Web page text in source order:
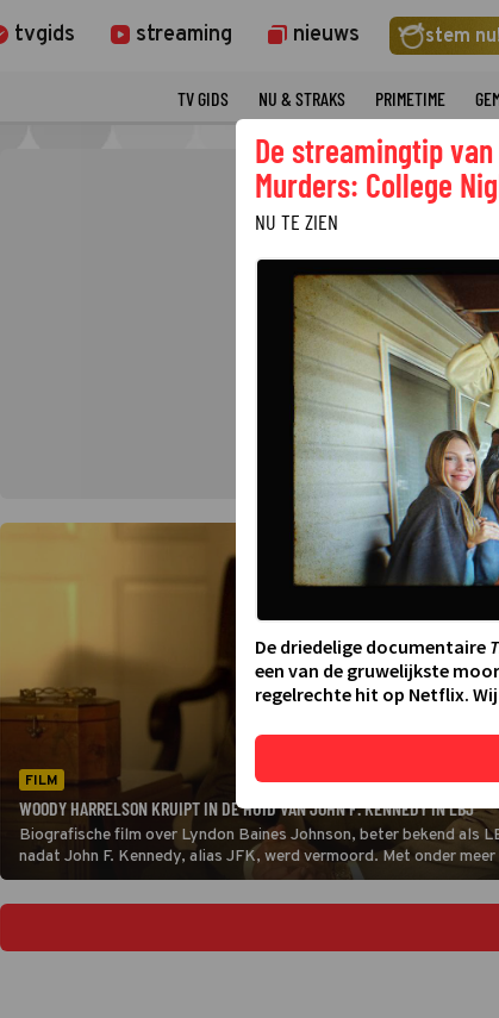
tvgids streaming nieuws stem
TV GIDS NU & STRAKS PRIMETIME
FILM
WOODY HARRELSON KRUIPT IN DE HUID VAN JOHN F. KENNEDY IN LBJ
Biografische film over Lyndon Baines Johnson, beter bekend als
nadat John F. Kennedy, alias JFK, werd vermoord. Met onder
De streamingtip
Murders: College
NU TE ZIEN
De driedelige documentaire
een van de gruwelijkste
regelrechte hit op Netflix.